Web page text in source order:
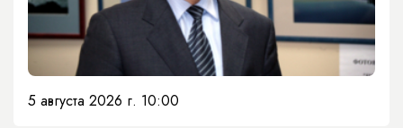
5 августа 2026 г. 10:00